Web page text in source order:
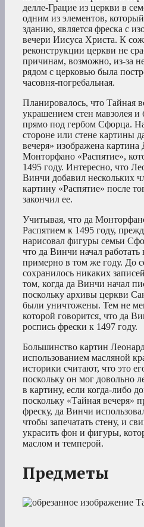
делле-Грацие из церкви в
одним из элементов,
зданию, является фреска с
вечери Иисуса Христа. К
реконструкции церкви не
причинам, возможно, из-за
рядом с церковью была
часовня-погребальная.
Планировалось, что Тайная
украшением стен мавзолея и
прямо под гербом Сфорца.
стороне или стене картины
вечеря» изображена
Монторфано «Распятие»,
1495 году. Интересно, что
Винчи добавил нескольких
картину «Распятие» после
закончил ее.
Учитывая, что да
Распятием к 1495 году,
нарисовал фигуры семьи
что да Винчи начал
примерно в том же году. До
сохранилось никаких
том, когда да Винчи начал
поскольку архивы церкви
были уничтожены. Тем не
которой говорится, что да
роспись фрески к 1497 году.
Большинство картин
использованием масляной
историки считают, что это
поскольку он мог довольно
в картину, если когда-либо
поскольку «Тайная вечеря»
фреску, да Винчи
чтобы запечатать стену, и
украсить фон и фигуры,
маслом и темперой.
Предметы